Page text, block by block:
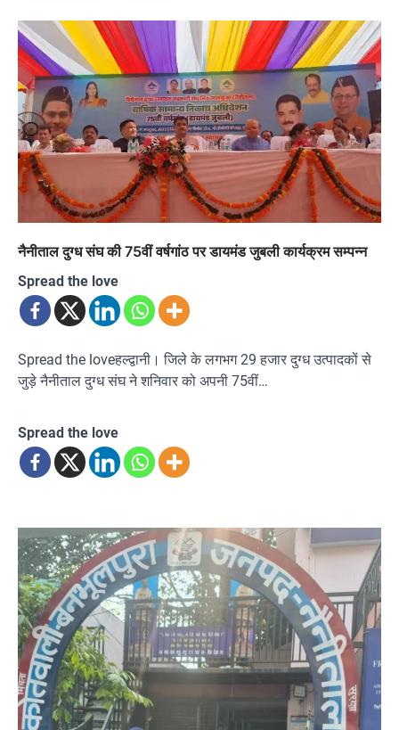
नैनीताल दुग्ध संघ की 75वीं वर्षगांठ पर डायमंड जुबली कार्यक्रम सम्पन्न
Spread the love
Spread the loveहल्द्वानी। जिले के लगभग 29 हजार दुग्ध उत्पादकों से
जुड़े नैनीताल दुग्ध संघ ने शनिवार को अपनी 75वीं…
Spread the love